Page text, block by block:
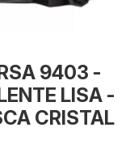
9403 -
LISA -
CRISTAL